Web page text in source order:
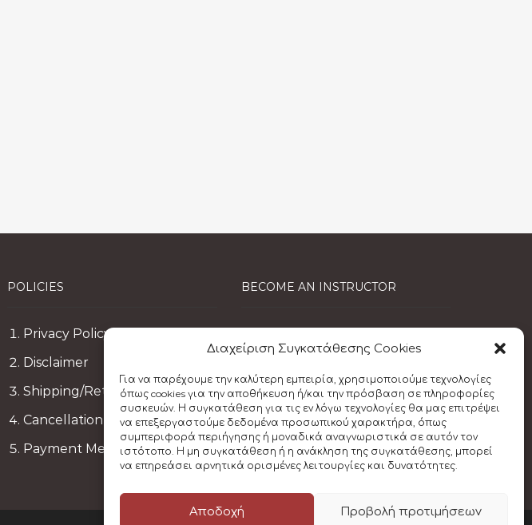
Διαχείριση Συγκατάθεσης Cookies
Για να παρέχουμε την καλύτερη εμπειρία, χρησιμοποιούμε τεχνολογίες
όπως cookies για την αποθήκευση ή/και την πρόσβαση σε πληροφορίες
συσκευών. Η συγκατάθεση για τις εν λόγω τεχνολογίες θα μας επιτρέψει
να επεξεργαστούμε δεδομένα προσωπικού χαρακτήρα, όπως
συμπεριφορά περιήγησης ή μοναδικά αναγνωριστικά σε αυτόν τον
ιστότοπο. Η μη συγκατάθεση ή η ανάκληση της συγκατάθεσης, μπορεί
να επηρεάσει αρνητικά ορισμένες λειτουργίες και δυνατότητες.
Αποδοχή Προβολή προτιμήσεων
POLICIES
Privacy Policy
Disclaimer
Shipping/Return Policy
Cancellation Policy
Payment Methods
BECOME AN INSTRUCTOR
First Aid at Work
Instructor Crossover